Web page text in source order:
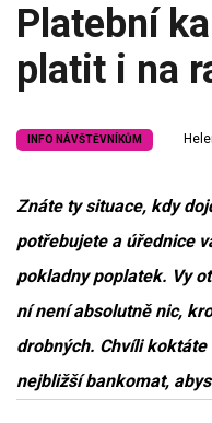
Platební
platit i na
INFO NÁVŠTĚVNÍKŮM
Znáte ty situace, kdy
potřebujete a úřednice
pokladny poplatek. Vy
ní není absolutně nic,
drobných. Chvíli
nejbližší bankomat,